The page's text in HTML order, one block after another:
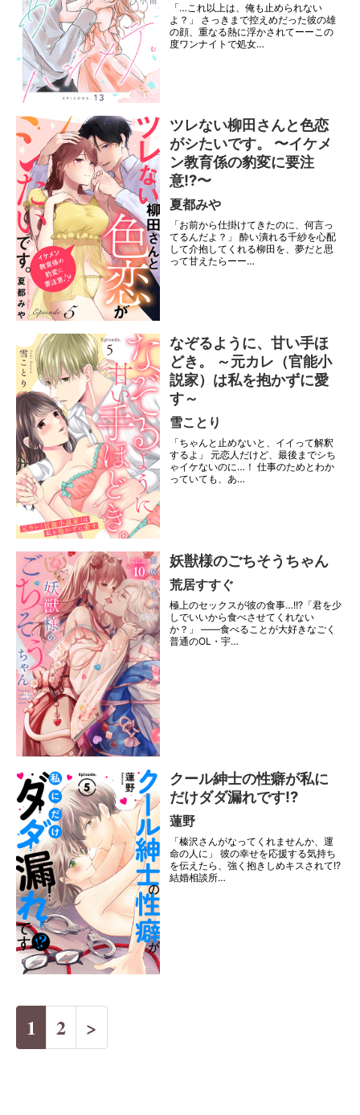
「…これ以上は、俺も止められない
よ？」 さっきまで控えめだった彼の雄
の顔、重なる熱に浮かされてーーこの
度ワンナイトで処女…
ツレない柳田さんと色恋
がシたいです。 〜イケメ
ン教育係の豹変に要注
意⁉︎〜
夏都みや
「お前から仕掛けてきたのに、何言っ
てるんだよ？」 酔い潰れる千紗を心配
して介抱してくれる柳田を、夢だと思
って甘えたらーー…
なぞるように、甘い手ほ
どき。 ～元カレ（官能小
説家）は私を抱かずに愛
す～
雪ことり
「ちゃんと止めないと、イイって解釈
するよ」 元恋人だけど、最後までシち
ゃイケないのに…！ 仕事のためとわか
っていても、あ…
妖獣様のごちそうちゃん
荒居すすぐ
極上のセックスが彼の食事…!!?「君を少
しでいいから食べさせてくれない
か？」 ――食べることが大好きなごく
普通のOL・宇…
クール紳士の性癖が私に
だけダダ漏れです!?
蓮野
「榛沢さんがなってくれませんか、運
命の人に」 彼の幸せを応援する気持ち
を伝えたら、強く抱きしめキスされて!?
結婚相談所…
1 2 >